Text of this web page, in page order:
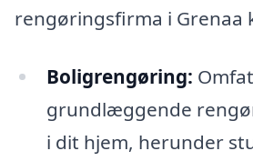
rengøringsfirma i Grenaa
Boligrengøring:
grundlæggende
i dit hjem, herunder